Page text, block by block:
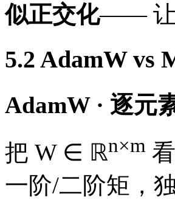
似正交化—— 让
5.2 AdamW vs
AdamW · 逐元
把 W ∈ ℝn×m
一阶/二阶矩，